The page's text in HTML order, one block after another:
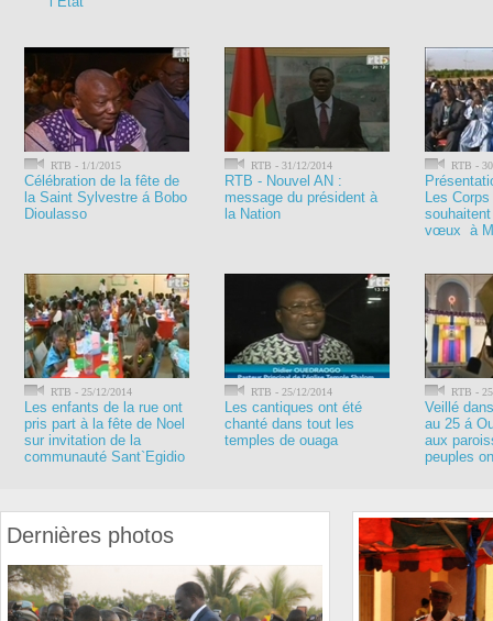
RTB - 1/1/2015
Célébration de la fête de
la Saint Sylvestre á Bobo
Dioulasso
RTB - 31/12/2014
RTB - Nouvel AN :
message du président à
la Nation
RTB -
Les
vœux à
RTB - 25/12/2014
Les enfants de la rue ont
pris part à la fête de Noel
sur invitation de la
communauté Sant`Egidio
RTB - 25/12/2014
Les cantiques ont été
chanté dans tout les
temples de ouaga
RTB -
Veillé
au 25 á
aux
peuples
Dernières photos